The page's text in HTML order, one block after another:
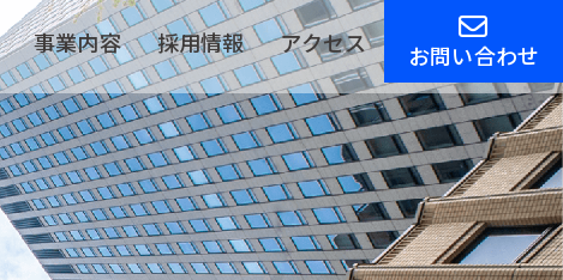
事業内容 採用情報 アクセス お問い合わせ